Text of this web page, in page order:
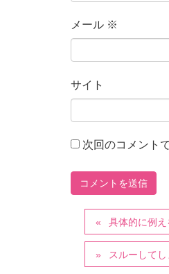
メール ※
サイト
次回のコメント
具体的に例
スルーして